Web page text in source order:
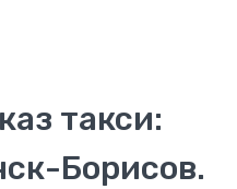
такси:
Борисов.